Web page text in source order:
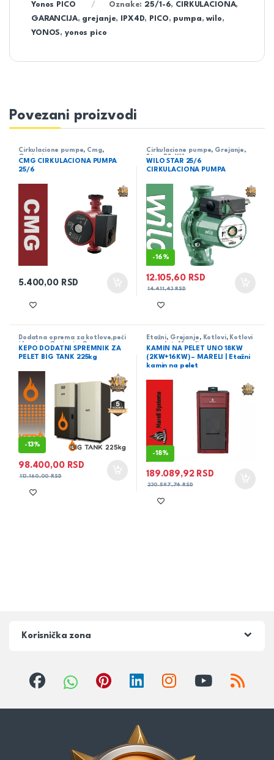
Yonos PICO
Oznake:25/1-6, CIRKULACIONA,
GARANCIJA, grejanje, IPX4D, PICO, pumpa,wilo,
YONOS,yonos pico
Povezani proizvodi
Cirkulacione pumpe, Cmg,
Grejanje
CMG CIRKULACIONA PUMPA
25/6
5.400,00 RSD
Cirkulacione pumpe, Grejanje ,
Star-RS,Wilo
WILO STAR 25/6
CIRKULACIONA PUMPA
-16%
12.105,60 RSD
14.411,43RSD
Dodatna oprema za kotlove,peći
i kamine, Grejanje,Oprema za
kotlove KEPO
KEPO DODATNI SPREMNIK ZA
PELET BIG TANK 225kg
-13%
98.400,00 RSD
113.160,00RSD
Etažni, Grejanje , Kotlovi, Kotlovi
na pelet, Mareli
KAMIN NA PELET UNO 18KW
(2KW+16KW) – MARELI | Etažni
kamin na pelet
-18%
189.089,92 RSD
230.597,74RSD
Korisnička zona